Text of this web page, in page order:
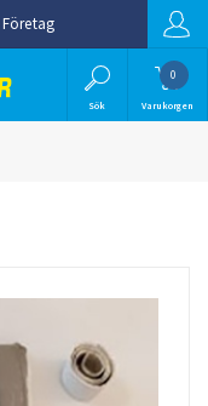
Företag
Sök
0
Varukorgen